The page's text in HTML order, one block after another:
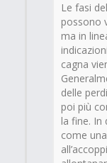
Le fasi
possono
ma in
cagna
delle
poi più
la fine. In
come